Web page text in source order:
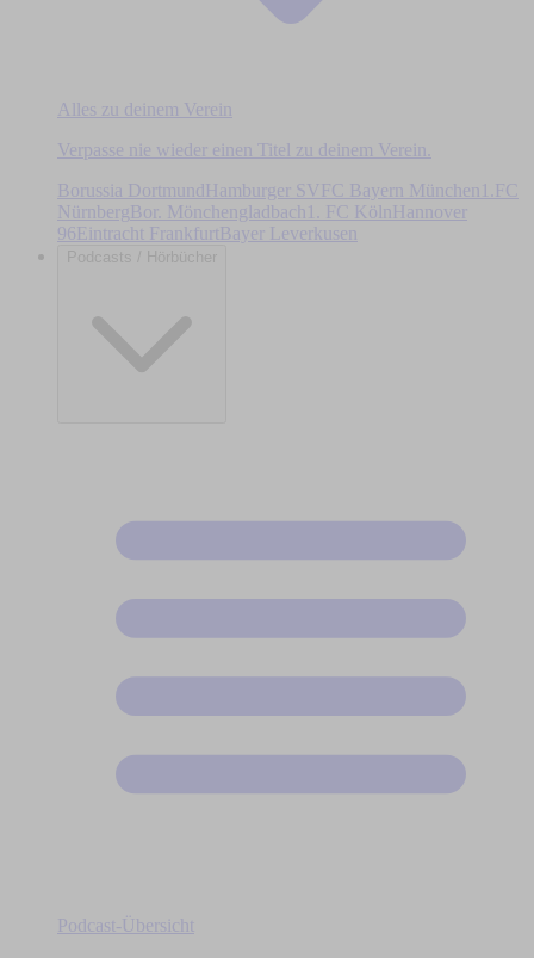
Alles zu deinem Verein
Verpasse nie wieder einen Titel zu deinem Verein.
Borussia DortmundHamburger SV FC Bayern München
1.FC
Nürnberg Bor. Mönchengladbach 1. FC Köln
Hannover
96Eintracht Frankfurt Bayer Leverkusen
Podcasts / Hörbücher
Podcast-Übersicht